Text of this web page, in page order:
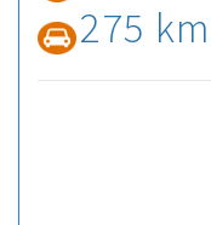
275 km